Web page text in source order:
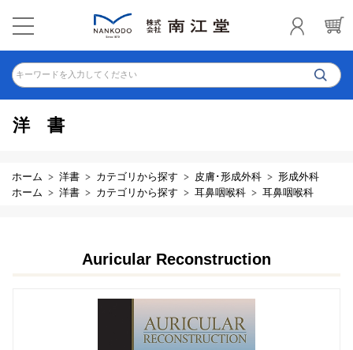
キーワードを入力してください
洋書
ホーム 洋書 カテゴリから探す 皮膚･形成外科
形成外科
ホーム
洋書 カテゴリから探す 耳鼻咽喉科 耳鼻咽喉科
Auricular Reconstruction